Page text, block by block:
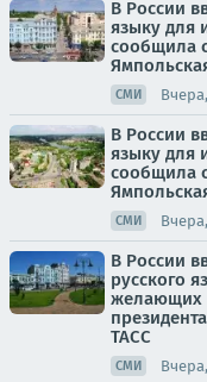
В России
языку для
сообщила
СМИ
В России
языку для
сообщила
СМИ
В России
русского
желающих
ТАСС
СМИ